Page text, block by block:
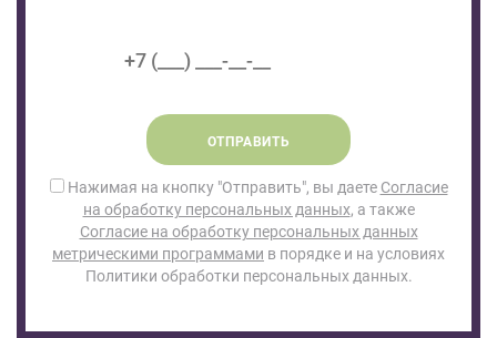
ОТПРАВИТЬ
Нажимая на кнопку "Отправить", вы даете Согласие
на обработку персональных данных, а также
Согласие на обработку персональных данных
метрическими программами в порядке и на условиях
Политики обработки персональных данных.